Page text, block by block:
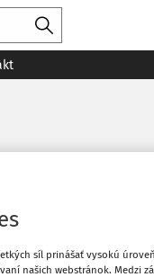
sa
síl prinášať vysokú úroveň
našich webstránok. Medzi